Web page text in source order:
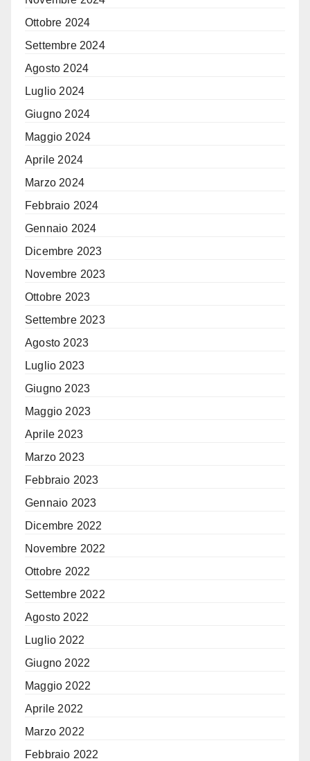
Ottobre 2024
Settembre 2024
Agosto 2024
Luglio 2024
Giugno 2024
Maggio 2024
Aprile 2024
Marzo 2024
Febbraio 2024
Gennaio 2024
Dicembre 2023
Novembre 2023
Ottobre 2023
Settembre 2023
Agosto 2023
Luglio 2023
Giugno 2023
Maggio 2023
Aprile 2023
Marzo 2023
Febbraio 2023
Gennaio 2023
Dicembre 2022
Novembre 2022
Ottobre 2022
Settembre 2022
Agosto 2022
Luglio 2022
Giugno 2022
Maggio 2022
Aprile 2022
Marzo 2022
Febbraio 2022